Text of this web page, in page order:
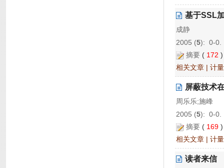
基于SSL
成静
2005 (5): 0-0.
摘要 ( 172
相关文章 | 计
屏蔽技术
周乐乐;施峰
2005 (5): 0-0.
摘要 ( 169
相关文章 | 计
读者来信